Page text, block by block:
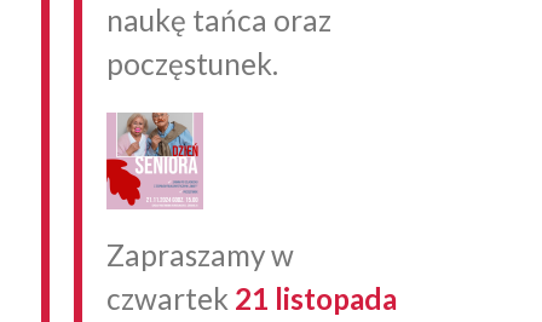
naukę tańca oraz
poczęstunek.
Zapraszamy w
czwartek 21 listopada